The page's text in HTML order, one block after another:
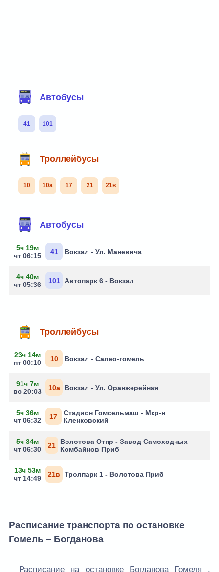
Автобусы
41 101
Троллейбусы
10 10а 17 21 21в
Автобусы
5ч 19м
чт 06:15
41 Вокзал - Ул. Маневича
4ч 40м
чт 05:36
101 Автопарк 6 - Вокзал
Троллейбусы
23ч 14м
пт 00:10
10 Вокзал - Салео-гомель
91ч 7м
вс 20:03
10а Вокзал - Ул. Оранжерейная
5ч 36м
чт 06:32
17
Стадион Гомсельмаш - Мкр-н
Кленковский
5ч 34м
чт 06:30
21
Волотова Отпр - Завод Самоходных
Комбайнов Приб
13ч 53м
чт 14:49
21в Тролпарк 1 - Волотова Приб
Расписание транспорта по остановке
Гомель – Богданова
Расписание на остановке Богданова Гомеля .